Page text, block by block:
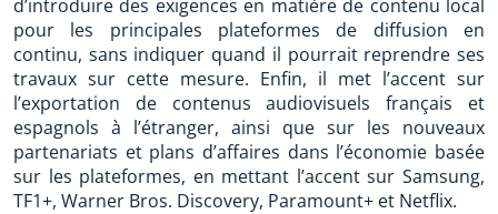
d’introduire des exigences en matière de contenu local
pour les principales plateformes de diffusion en
continu, sans indiquer quand il pourrait reprendre ses
travaux sur cette mesure. Enfin, il met l’accent sur
l’exportation de contenus audiovisuels français et
espagnols à l’étranger, ainsi que sur les nouveaux
partenariats et plans d’affaires dans l’économie basée
sur les plateformes, en mettant l’accent sur Samsung,
TF1+, Warner Bros. Discovery, Paramount+ et Netflix.